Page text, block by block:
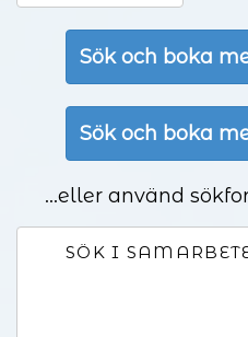
Sök och boka
Sök och boka
...eller använd
SÖK I